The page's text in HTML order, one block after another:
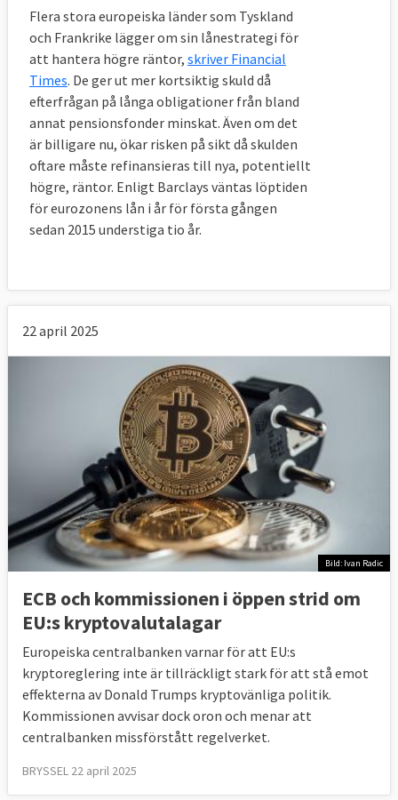
Flera stora europeiska länder som Tyskland
och Frankrike lägger om sin lånestrategi för
att hantera högre räntor, skriver Financial
Times. De ger ut mer kortsiktig skuld då
efterfrågan på långa obligationer från bland
annat pensionsfonder minskat. Även om det
är billigare nu, ökar risken på sikt då skulden
oftare måste refinansieras till nya, potentiellt
högre, räntor. Enligt Barclays väntas löptiden
för eurozonens lån i år för första gången
sedan 2015 understiga tio år.
22 april 2025
Bild: Ivan Radic
ECB och kommissionen i öppen strid om
EU:s kryptovalutalagar
Europeiska centralbanken varnar för att EU:s
kryptoreglering inte är tillräckligt stark för att stå emot
effekterna av Donald Trumps kryptovänliga politik.
Kommissionen avvisar dock oron och menar att
centralbanken missförstått regelverket.
BRYSSEL 22 april 2025